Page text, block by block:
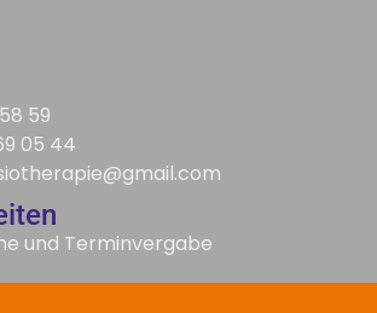
59
05 44
und Terminvergabe